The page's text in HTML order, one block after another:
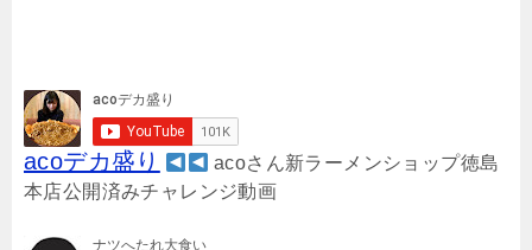
acoデカ盛り
acoさん新ラーメンショップ徳島
本店公開済みチャレンジ動画